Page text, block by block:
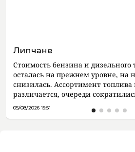
Липчане
Стоимость бензина и
осталась на прежнем уровне, на
снизилась. Ассортимент топлива
различается, очереди
05/08/2026 19:51